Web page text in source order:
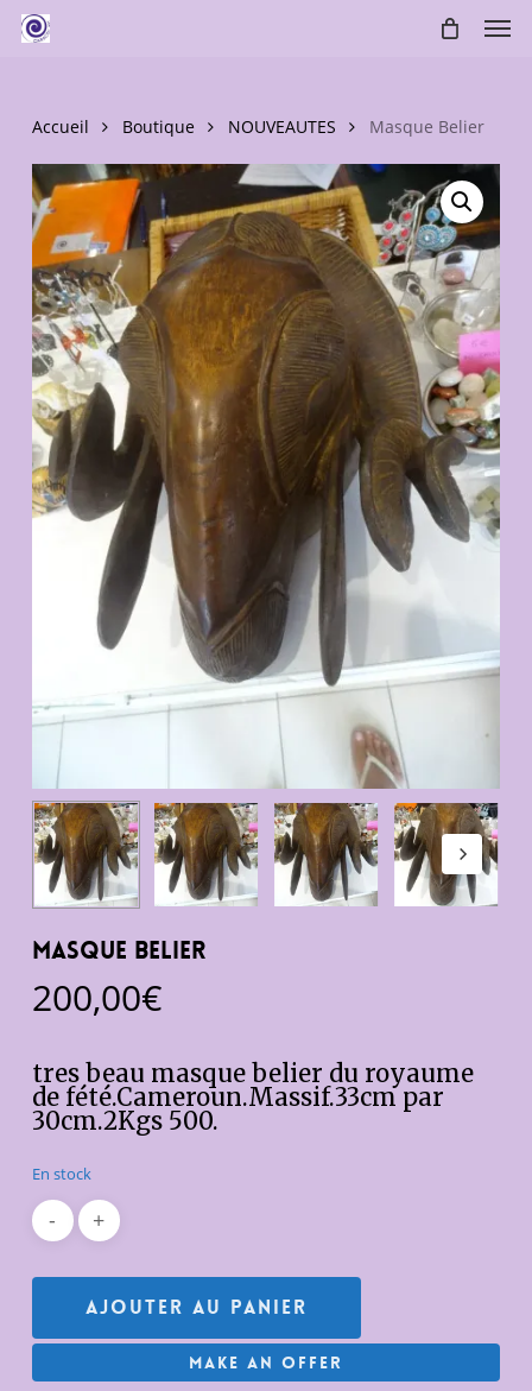
main
Accueil Boutique NOUVEAUTES Masque Belier
Masque Belier
200,00€
tres beau masque belier du royaume
de fété.Cameroun.Massif.33cm par
30cm.2Kgs 500.
En stock
Ajouter Au Panier
Make An Offer